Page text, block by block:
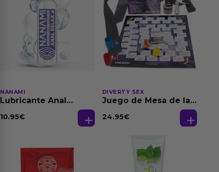
NANAMI
Lubricante Anal
Dilatación Base Agua
10.95€
DIVERTY SEX
Juego de Mesa de las
24.95€